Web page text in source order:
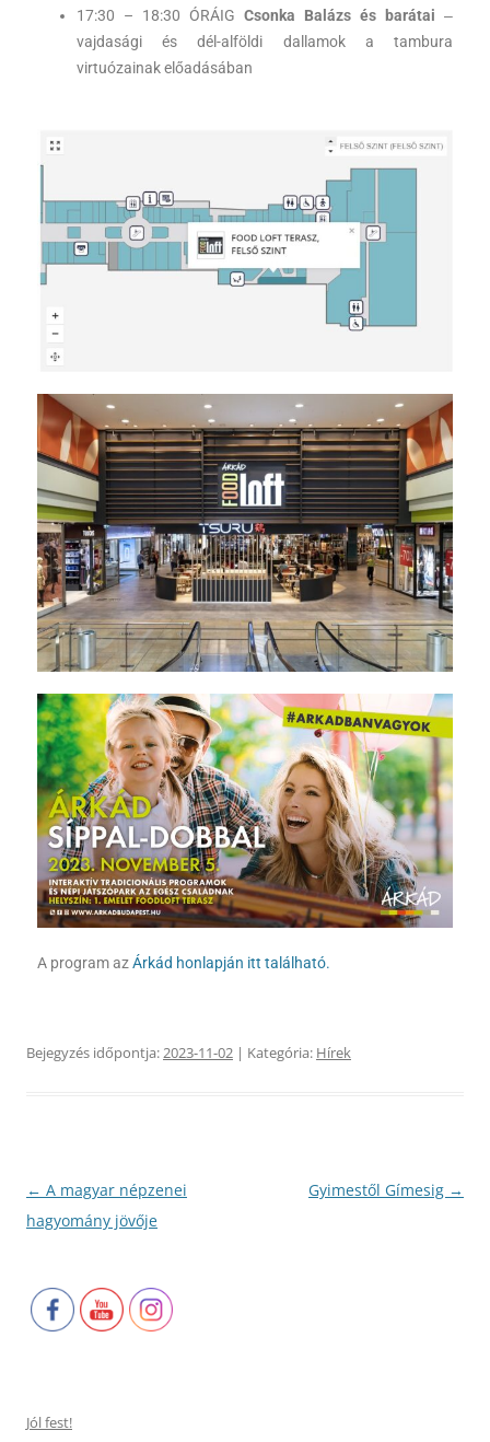
17:30 – 18:30 ÓRÁIG Csonka Balázs és barátai ‒
vajdasági és dél-alföldi dallamok a tambura
virtuózainak előadásában
A program azÁrkád honlapján itt található.
Bejegyzés időpontja:2023-11-02 | Kategória: Hírek
Bejegyzés
navigáció
← A magyar népzenei
hagyomány jövője
Gyimestől Gímesig →
Jól fest!